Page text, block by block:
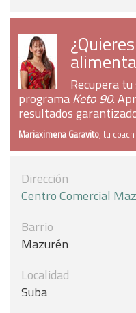
Recupera
programaKeto 90.
resultados
Mariaximena Garavito, tu
Dirección
Centro Comercial
Barrio
Mazurén
Localidad
Suba